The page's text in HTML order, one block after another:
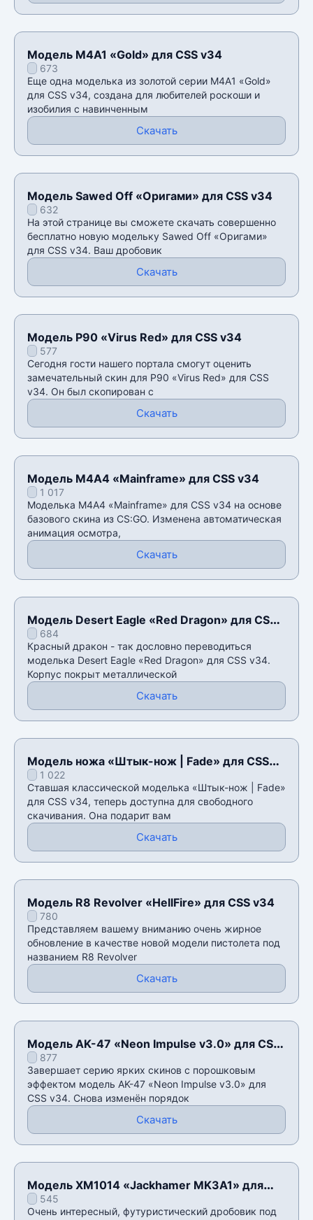
Модель M4A1 «Gold» для CSS v34
673
Еще одна моделька из золотой серии M4A1 «Gold»
для CSS v34, создана для любителей роскоши и
изобилия с навинченным
Скачать
Модель Sawed Off «Оригами» для CSS v34
632
На этой странице вы сможете скачать совершенно
бесплатно новую модельку Sawed Off «Оригами»
для CSS v34. Ваш дробовик
Скачать
Модель P90 «Virus Red» для CSS v34
577
Сегодня гости нашего портала смогут оценить
замечательный скин для P90 «Virus Red» для CSS
v34. Он был скопирован с
Скачать
Модель M4A4 «Mainframe» для CSS v34
1 017
Моделька M4A4 «Mainframe» для CSS v34 на основе
базового скина из CS:GO. Изменена автоматическая
анимация осмотра,
Скачать
Модель Desert Eagle «Red Dragon» для CSS
v34684
Красный дракон - так дословно переводиться
моделька Desert Eagle «Red Dragon» для CSS v34.
Корпус покрыт металлической
Скачать
Модель ножа «Штык-нож | Fade» для CSS
v341 022
Ставшая классической моделька «Штык-нож | Fade»
для CSS v34, теперь доступна для свободного
скачивания. Она подарит вам
Скачать
Модель R8 Revolver «HellFire» для CSS v34
780
Представляем вашему вниманию очень жирное
обновление в качестве новой модели пистолета под
названием R8 Revolver
Скачать
Модель AK-47 «Neon Impulse v3.0» для CSS
v34877
Завершает серию ярких скинов с порошковым
эффектом модель AK-47 «Neon Impulse v3.0» для
CSS v34. Снова изменëн порядок
Скачать
Модель XM1014 «Jackhamer MK3A1» для
CSS v34
545
Очень интересный, футуристический дробовик под